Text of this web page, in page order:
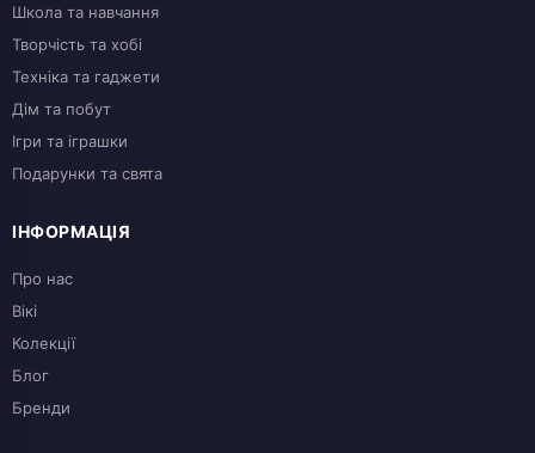
Школа та навчання
Творчість та хобі
Техніка та гаджети
Дім та побут
Ігри та іграшки
Подарунки та свята
ІНФОРМАЦІЯ
Про нас
Вікі
Колекції
Блог
Бренди